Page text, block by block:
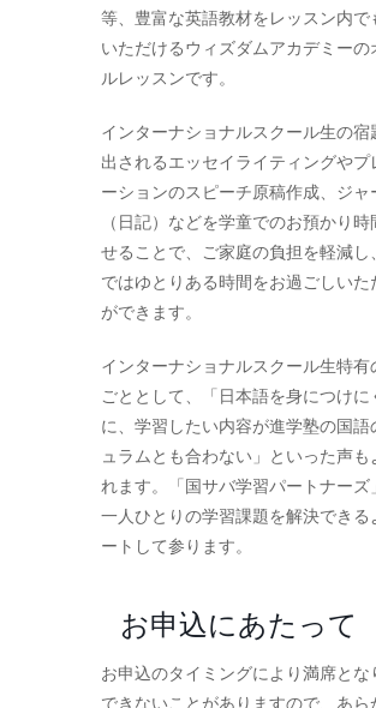
等、豊富な英語教材をレッスン内で
いただけるウィズダムアカデミーの
ルレッスンです。
インターナショナルスクール生の宿
出されるエッセイライティングやプ
ーションのスピーチ原稿作成、ジャ
（日記）などを学童でのお預かり時
せることで、ご家庭の負担を軽減し
ではゆとりある時間をお過ごしいた
ができます。
インターナショナルスクール生特有
ごととして、「日本語を身につけに
に、学習したい内容が進学塾の国語
ュラムとも合わない」といった声も
れます。「国サバ学習パートナーズ
一人ひとりの学習課題を解決できる
ートして参ります。
お申込にあたって
お申込のタイミングにより満席とな
できないことがありますので、あら